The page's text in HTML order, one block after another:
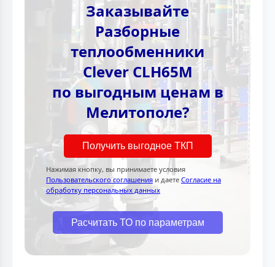
Заказывайте
Разборные
теплообменники
Clever CLH65M
по выгодным ценам в
Мелитополе?
Получить выгодное ТКП
Нажимая кнопку, вы принимаете условия
Пользовательского соглашения и даете Согласие на
обработку персональных данных
Расчитать ТО по параметрам